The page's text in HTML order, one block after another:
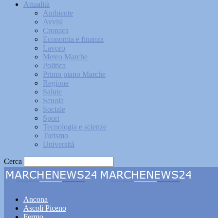
Attualità
Ambiente
Avvisi
Cronaca
Economia e finanza
Lavoro
Meteo Marche
Politica
Primo piano Marche
Regione
Salute
Scuola
Sociale
Sport
Tecnologia e scienze
Turismo
Università
Cerca
Ancona
Ascoli Piceno